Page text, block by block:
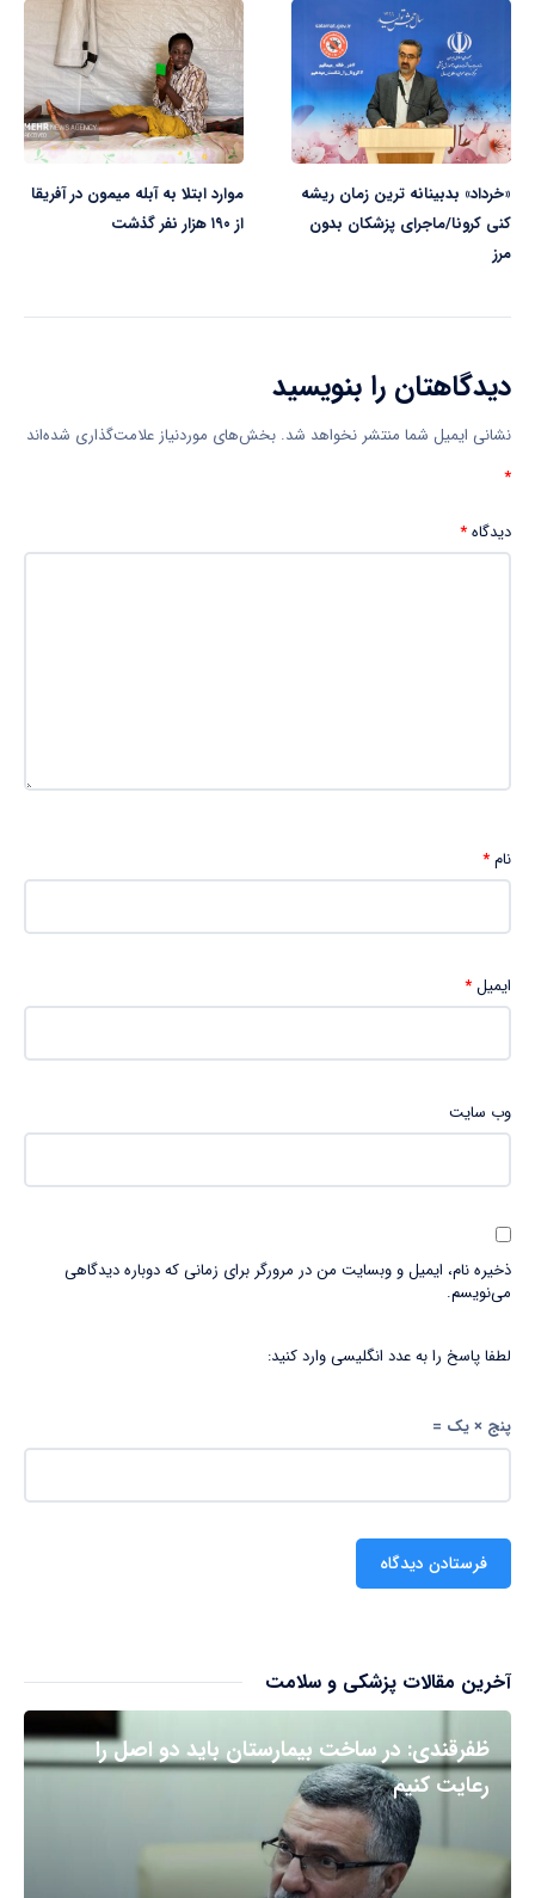
«خرداد» بدبینانه ترین زمان ریشه
کنی کرونا/ماجرای پزشکان بدون
مرز
موارد ابتلا به آبله میمون در آفریقا
از ۱۹۰ هزار نفر گذشت
دیدگاهتان را بنویسید
نشانی ایمیل شما منتشر نخواهد شد. بخش‌های موردنیاز علامت‌گذاری شده‌اند
*
دیدگاه*
نام*
ایمیل*
وب‌ سایت
ذخیره نام، ایمیل و وبسایت من در مرورگر برای زمانی که دوباره دیدگاهی
می‌نویسم.
لطفا پاسخ را به عدد انگلیسی وارد کنید:
پنج × یک =
آخرین مقالات پزشکی و سلامت
ظفرقندی: در ساخت بیمارستان باید دو اصل را
رعایت کنیم